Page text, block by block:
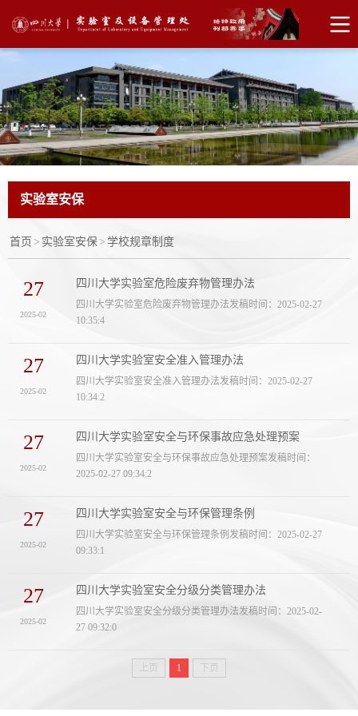
实验室安保
首页 > 实验室安保 > 学校规章制度
27
2025-02
四川大学实验室危险废弃物管理办法
四川大学实验室危险废弃物管理办法发稿时间：2025-02-27
10:35:4
27
2025-02
四川大学实验室安全准入管理办法
四川大学实验室安全准入管理办法发稿时间：2025-02-27
10:34:2
27
2025-02
四川大学实验室安全与环保事故应急处理预案
四川大学实验室安全与环保事故应急处理预案发稿时间：
2025-02-27 09:34:2
27
2025-02
四川大学实验室安全与环保管理条例
四川大学实验室安全与环保管理条例发稿时间：2025-02-27
09:33:1
27
2025-02
四川大学实验室安全分级分类管理办法
四川大学实验室安全分级分类管理办法发稿时间：2025-02-
27 09:32:0
上页 1 下页